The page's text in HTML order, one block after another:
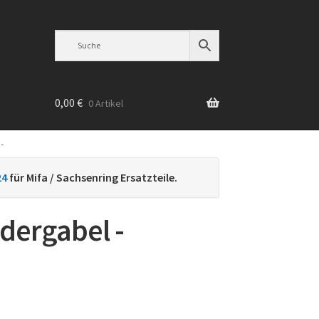
0,00 € 0 Artikel
für Mifa / Sachsenring Ersatzteile.
-